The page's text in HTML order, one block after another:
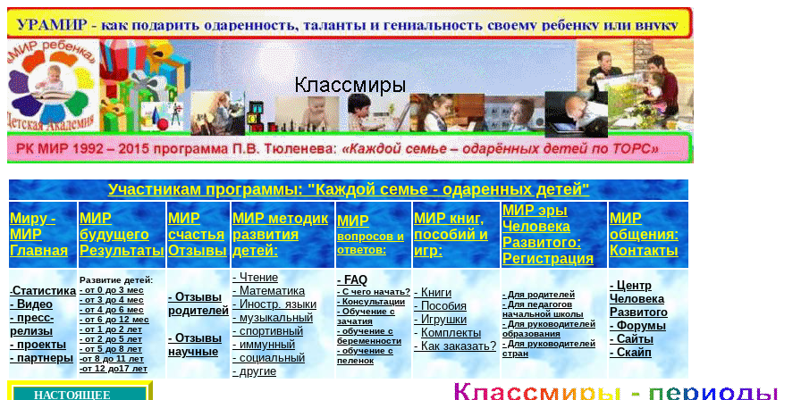
Участникам программы: "Каждой семье - одаренных детей"
Миру -
МИР
Главная
МИР
будущего
Результаты
МИР
счастья
Отзывы
МИР методик
развития
детей:
МИР
вопросов и
ответов:
МИР книг,
пособий и
игр:
МИР эры
Человека
Развитого:
Регистрация
МИР
общения:
Контакты
-Статистика
- Видео
- пресс-
релизы
- проекты
- партнеры
Развитие детей:
- от 0 до 3 мес
- от 3 до 4 мес
- от 4 до 6 мес
- от 6 до 12 мес
- от 1 до 2 лет
- от 2 до 5 лет
- от 5 до 8 лет
-от 8 до 11 лет
-от 12 до17 лет
- Отзывы
родителей
- Отзывы
научные
- Чтение
- Математика
- Иностр. языки
- музыкальный
- спортивный
- иммунный
- социальный
- другие
- FAQ
- С чего начать?
- Консультации
- Обучение с
зачатия
- обучение с
беременности
- обучение с
пеленок
- Книги
- Пособия
- Игрушки
- Комплекты
- Как заказать?
- Для родителей
- Для педагогов
начальной школы
- Для руководителей
образования
- Для руководителей
стран
- Центр
Человека
Развитого
- Форумы
- Сайты
- Скайп
НАСТОЯЩЕЕ